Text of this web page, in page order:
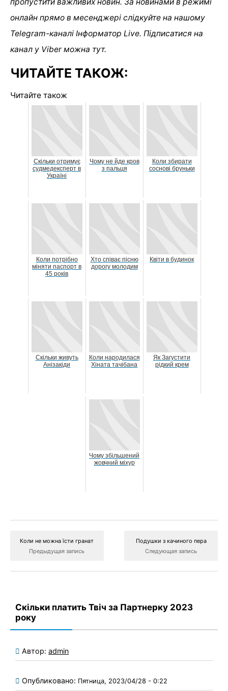
онлайн прямо в месенджері слідкуйте на нашому
Telegram-каналі Інформатор Live. Підписатися на
канал у Viber можна тут.
ЧИТАЙТЕ ТАКОЖ:
Читайте також
Скільки отримує
судмедексперт в
Україні
Чому не йде кров
з пальця
Коли збирати
соснові бруньки
Коли потрібно
міняти паспорт в
45 років
Хто співає пісню
дорогу молодим
Квіти в будинок
Скільки живуть
Анізакіди
Коли народилася
Хіната тачібана
Як Загустити
рідкий крем
Чому збільшений
жовчний міхур
Коли не можна їсти гранат
Предыдущая запись
Подушки з качиного пера
Следующая запись
Скільки платить Твіч за Партнерку 2023
року
Автор: admin
Опубликовано: Пятница, 2023/04/28 - 0:22